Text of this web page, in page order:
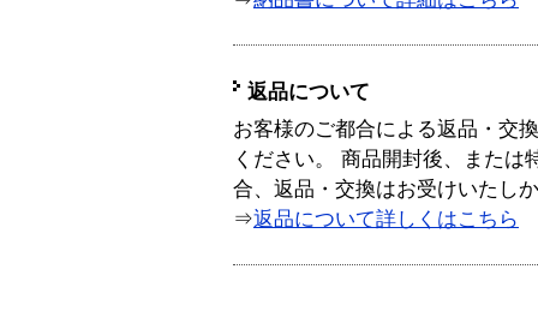
返品について
お客様のご都合による返品・交
ください。 商品開封後、または
合、返品・交換はお受けいたし
⇒返品について詳しくはこちら